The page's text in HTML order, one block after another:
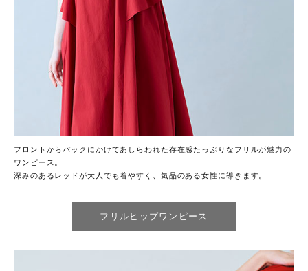
フロントからバックにかけてあしらわれた存在感たっぷりなフリルが魅力の
ワンピース。
深みのあるレッドが大人でも着やすく、気品のある女性に導きます。
フリルヒップワンピース